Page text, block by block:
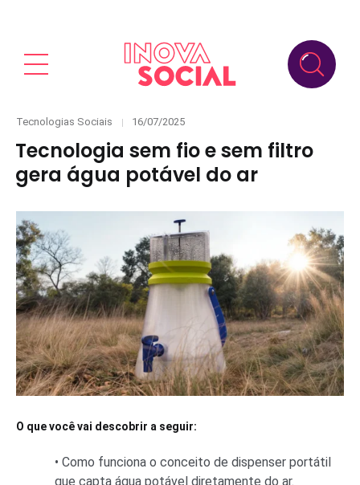
Categories
Tecnologias Sociais
Posted
16/07/2025
Tecnologia sem fio e sem filtro
gera água potável do ar
O que você vai descobrir a seguir:
• Como funciona o conceito de dispenser portátil
que capta água potável diretamente do ar.